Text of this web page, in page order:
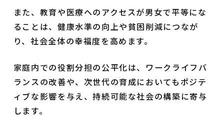
また、教育や医療へのアクセスが男女で平等にな
ることは、健康水準の向上や貧困削減につなが
り、社会全体の幸福度を高めます。
家庭内での役割分担の公平化は、ワークライフバ
ランスの改善や、次世代の育成においてもポジテ
ィブな影響を与え、持続可能な社会の構築に寄与
します。